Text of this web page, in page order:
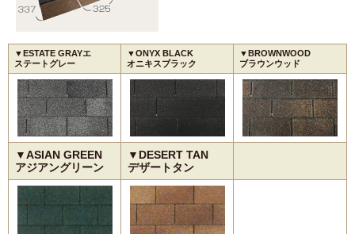
▼ESTATE GRAYエ
ステートグレー
▼ONYX BLACK
オニキスブラック
▼BROWNWOOD
ブラウンウッド
▼ASIAN GREEN
アジアングリーン
▼DESERT TAN
デザートタン